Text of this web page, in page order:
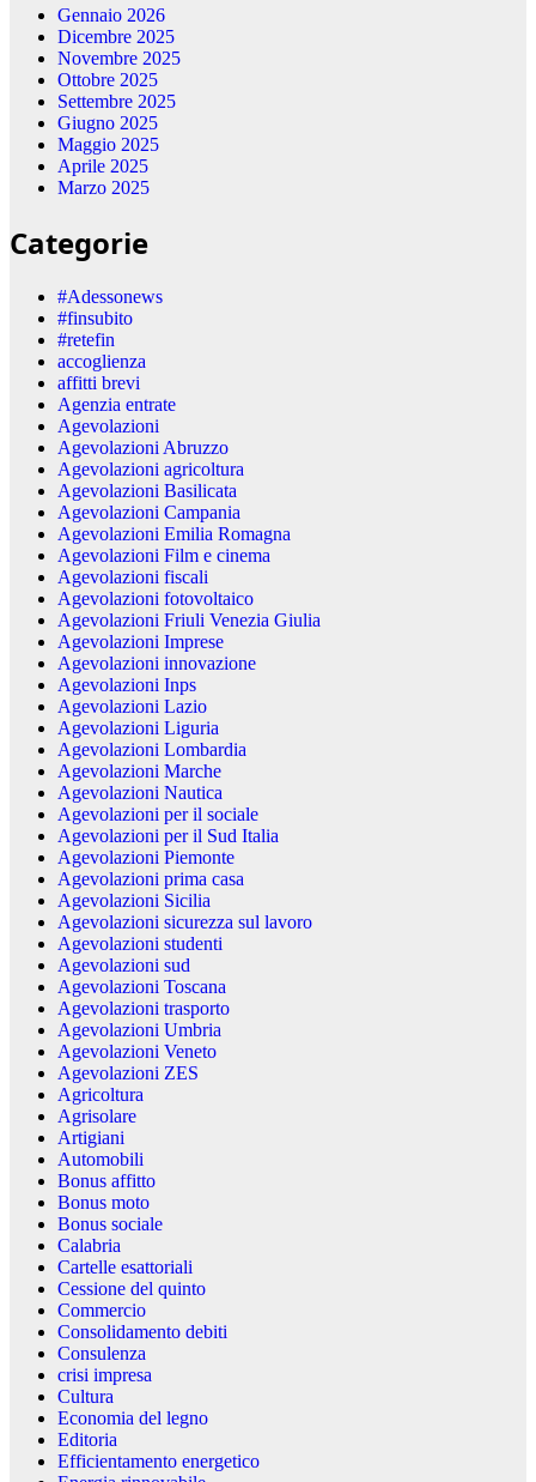
Gennaio 2026
Dicembre 2025
Novembre 2025
Ottobre 2025
Settembre 2025
Giugno 2025
Maggio 2025
Aprile 2025
Marzo 2025
Categorie
#Adessonews
#finsubito
#retefin
accoglienza
affitti brevi
Agenzia entrate
Agevolazioni
Agevolazioni Abruzzo
Agevolazioni agricoltura
Agevolazioni Basilicata
Agevolazioni Campania
Agevolazioni Emilia Romagna
Agevolazioni Film e cinema
Agevolazioni fiscali
Agevolazioni fotovoltaico
Agevolazioni Friuli Venezia Giulia
Agevolazioni Imprese
Agevolazioni innovazione
Agevolazioni Inps
Agevolazioni Lazio
Agevolazioni Liguria
Agevolazioni Lombardia
Agevolazioni Marche
Agevolazioni Nautica
Agevolazioni per il sociale
Agevolazioni per il Sud Italia
Agevolazioni Piemonte
Agevolazioni prima casa
Agevolazioni Sicilia
Agevolazioni sicurezza sul lavoro
Agevolazioni studenti
Agevolazioni sud
Agevolazioni Toscana
Agevolazioni trasporto
Agevolazioni Umbria
Agevolazioni Veneto
Agevolazioni ZES
Agricoltura
Agrisolare
Artigiani
Automobili
Bonus affitto
Bonus moto
Bonus sociale
Calabria
Cartelle esattoriali
Cessione del quinto
Commercio
Consolidamento debiti
Consulenza
crisi impresa
Cultura
Economia del legno
Editoria
Efficientamento energetico